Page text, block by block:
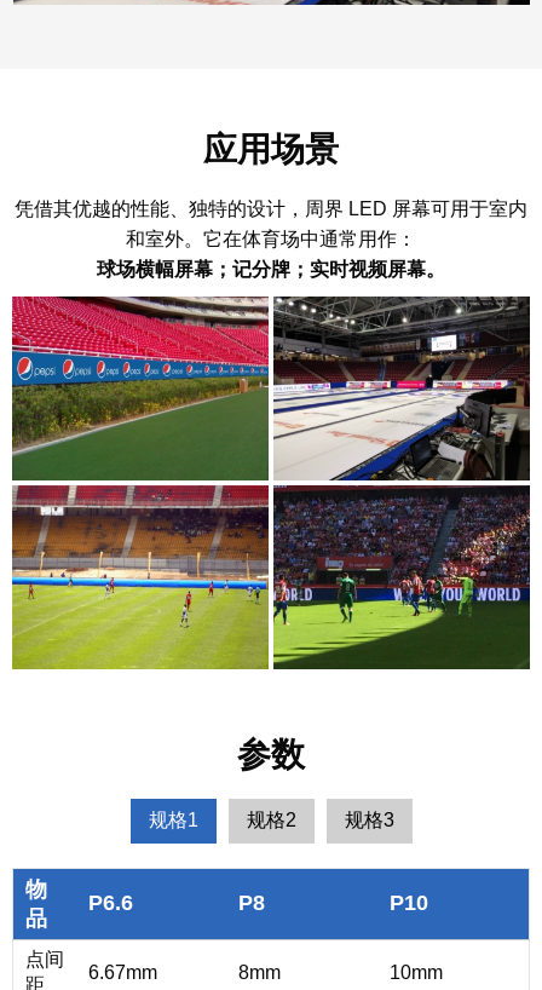
应用场景
凭借其优越的性能、独特的设计，周界 LED 屏幕可用于室内
和室外。它在体育场中通常用作：
球场横幅屏幕；记分牌；实时视频屏幕。
参数
规格1 规格2 规格3
物
品
P6.6 P8 P10
点间
距
6.67mm 8mm 10mm